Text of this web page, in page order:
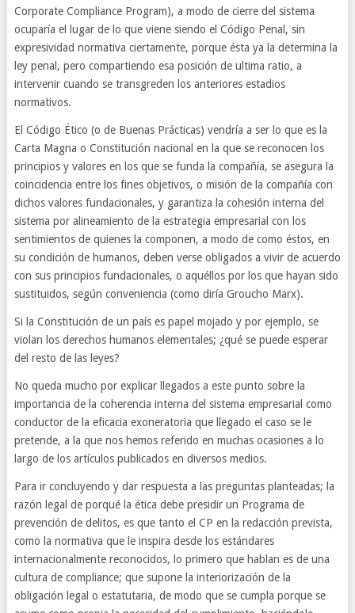
Corporate Compliance Program), a modo de cierre del sistema
ocuparía el lugar de lo que viene siendo el Código Penal, sin
expresividad normativa ciertamente, porque ésta ya la determina la
ley penal, pero compartiendo esa posición de ultima ratio, a
intervenir cuando se transgreden los anteriores estadios
normativos.
El Código Ético (o de Buenas Prácticas) vendría a ser lo que es la
Carta Magna o Constitución nacional en la que se reconocen los
principios y valores en los que se funda la compañía, se asegura la
coincidencia entre los fines objetivos, o misión de la compañía con
dichos valores fundacionales, y garantiza la cohesión interna del
sistema por alineamiento de la estrategia empresarial con los
sentimientos de quienes la componen, a modo de como éstos, en
su condición de humanos, deben verse obligados a vivir de acuerdo
con sus principios fundacionales, o aquéllos por los que hayan sido
sustituidos, según conveniencia (como diría Groucho Marx).
Si la Constitución de un país es papel mojado y por ejemplo, se
violan los derechos humanos elementales; ¿qué se puede esperar
del resto de las leyes?
No queda mucho por explicar llegados a este punto sobre la
importancia de la coherencia interna del sistema empresarial como
conductor de la eficacia exoneratoria que llegado el caso se le
pretende, a la que nos hemos referido en muchas ocasiones a lo
largo de los artículos publicados en diversos medios.
Para ir concluyendo y dar respuesta a las preguntas planteadas; la
razón legal de porqué la ética debe presidir un Programa de
prevención de delitos, es que tanto el CP en la redacción prevista,
como la normativa que le inspira desde los estándares
internacionalmente reconocidos, lo primero que hablan es de una
cultura de compliance; que supone la interiorización de la
obligación legal o estatutaria, de modo que se cumpla porque se